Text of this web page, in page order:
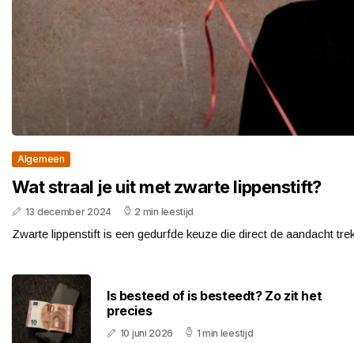
Algemeen
Wat straal je uit met zwarte lippenstift?
13 december 2024 2 min leestijd
Zwarte lippenstift is een gedurfde keuze die direct de aandacht
Is besteed of is besteedt? Zo zit het
precies
10 juni 2026 1 min leestijd